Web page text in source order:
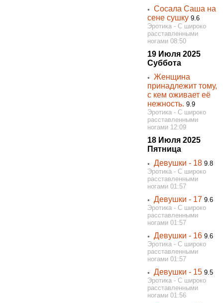
◦Сосала Саша на
сене сушку 9.6
Эротика - С широко
расставленными
ногами 08:50
19 Июля 2025
Суббота
◦Женщина
принадлежит тому,
с кем оживает её
нежность. 9.9
Эротика - С широко
расставленными
ногами 12:09
18 Июля 2025
Пятница
◦Девушки - 18 9.8
Эротика - С широко
расставленными
ногами 01:57
◦Девушки - 17 9.6
Эротика - С широко
расставленными
ногами 01:57
◦Девушки - 16 9.6
Эротика - С широко
расставленными
ногами 01:57
◦Девушки - 15 9.5
Эротика - С широко
расставленными
ногами 01:56